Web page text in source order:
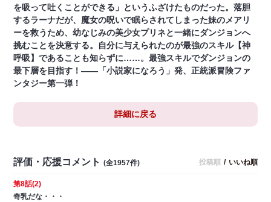
を吸って吐くことができる」というふざけたものだった。落胆
するラーナだが、魔女の呪いで眠らされてしまった妹のメアリ
ーを救うため、幼なじみの美少女プリネと一緒にダンジョンへ
挑むことを決意する。自分に与えられたのが最強のスキル【神
呼吸】であることも知らずに……。最強スキルでダンジョンの
最下層を目指す！――「小説家になろう」発、正統派冒険ファ
ンタジー第一弾！
詳細に戻る
評価・応援コメント (全1957件) 投稿順 / いいね順
第8話(2)
奇乳だな・・・